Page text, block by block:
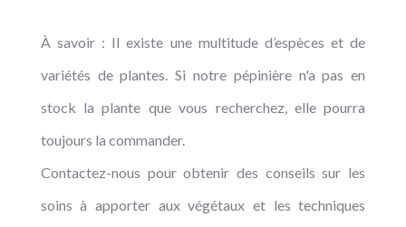
À savoir : Il existe une multitude d’espèces et de
variétés de plantes. Si notre pépinière n'a pas en
stock la plante que vous recherchez, elle pourra
toujours la commander.
Contactez-nous pour obtenir des conseils sur les
soins à apporter aux végétaux et les techniques